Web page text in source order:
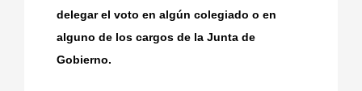
delegar el voto en algún colegiado o en
alguno de los cargos de la Junta de
Gobierno.